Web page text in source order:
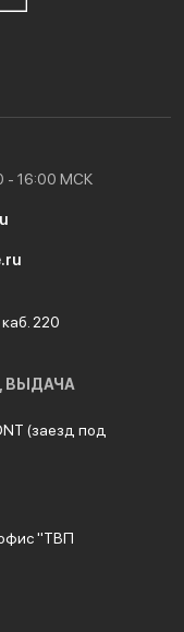
- 16:00 МСК
220
ВЫДАЧА
(заезд под
офис "ТВП